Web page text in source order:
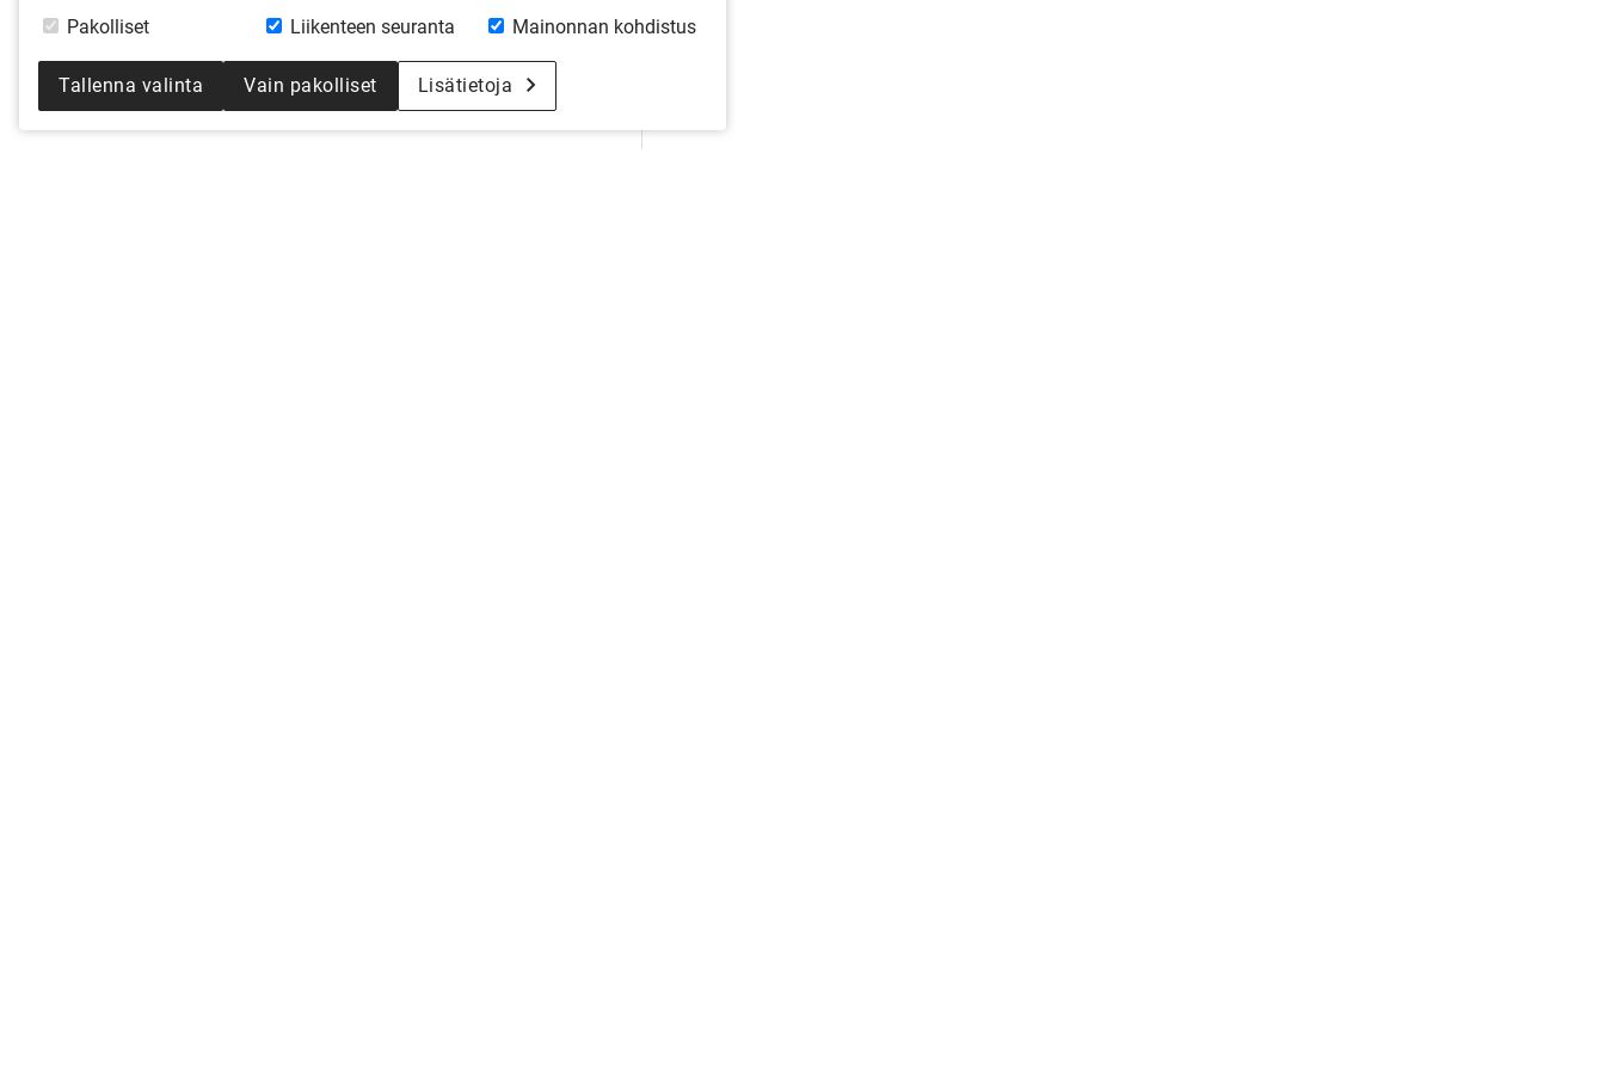
Pakolliset Liikenteen seuranta Mainonnan kohdistus
Tallenna valinta Vain pakolliset Lisätietoja